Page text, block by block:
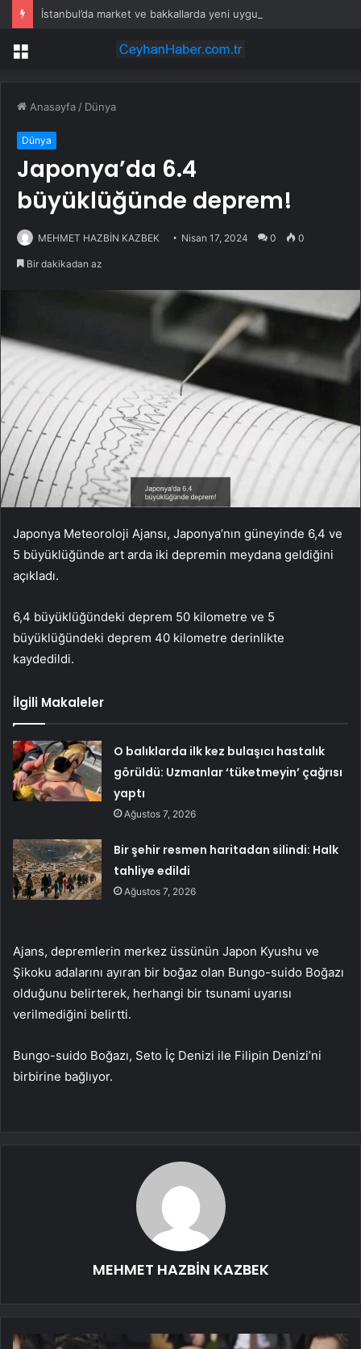
Menü
Anasayfa / Dünya
Dünya
Japonya’da 6.4
büyüklüğünde deprem!
MEHMET HAZBİN KAZBEK Nisan 17, 2024 0 0
Bir dakikadan az
Japonya Meteoroloji Ajansı, Japonya’nın güneyinde 6,4 ve
5 büyüklüğünde art arda iki depremin meydana geldiğini
açıkladı.
6,4 büyüklüğündeki deprem 50 kilometre ve 5
büyüklüğündeki deprem 40 kilometre derinlikte
kaydedildi.
İlgili Makaleler
O balıklarda ilk kez bulaşıcı hastalık
görüldü: Uzmanlar ‘tüketmeyin’ çağrısı
yaptı
Ağustos 7, 2026
Bir şehir resmen haritadan silindi: Halk
tahliye edildi
Ağustos 7, 2026
Ajans, depremlerin merkez üssünün Japon Kyushu ve
Şikoku adalarını ayıran bir boğaz olan Bungo-suido Boğazı
olduğunu belirterek, herhangi bir tsunami uyarısı
verilmediğini belirtti.
Bungo-suido Boğazı, Seto İç Denizi ile Filipin Denizi’ni
birbirine bağlıyor.
MEHMET HAZBİN KAZBEK